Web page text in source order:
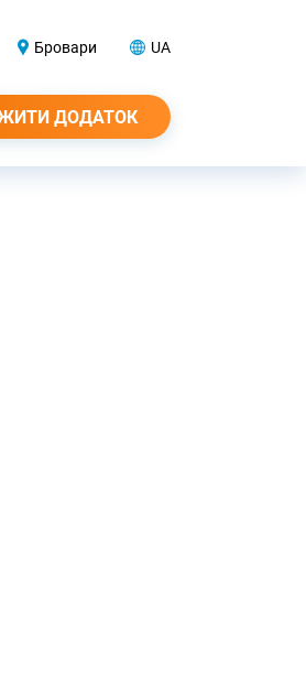
Бровари UA
ДОДАТОК